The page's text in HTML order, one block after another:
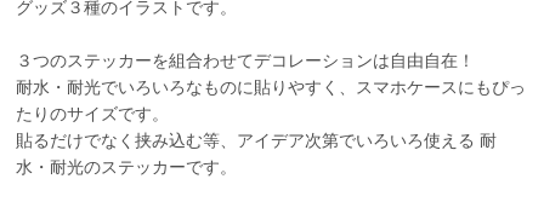
グッズ３種のイラストです。
３つのステッカーを組合わせてデコレーションは自由自在！
耐水・耐光でいろいろなものに貼りやすく、スマホケースにもぴっ
たりのサイズです。
貼るだけでなく挟み込む等、アイデア次第でいろいろ使える 耐
水・耐光のステッカーです。